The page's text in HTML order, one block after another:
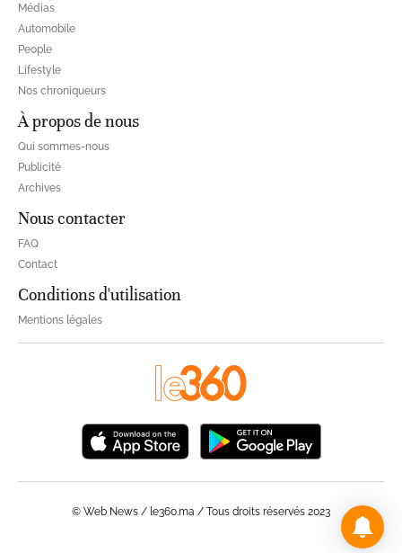
Médias
Automobile
People
Lifestyle
Nos chroniqueurs
À propos de nous
Qui sommes-nous
Publicité
Archives
Nous contacter
FAQ
Contact
Conditions d'utilisation
Mentions légales
© Web News / le360.ma / Tous droits réservés 2023